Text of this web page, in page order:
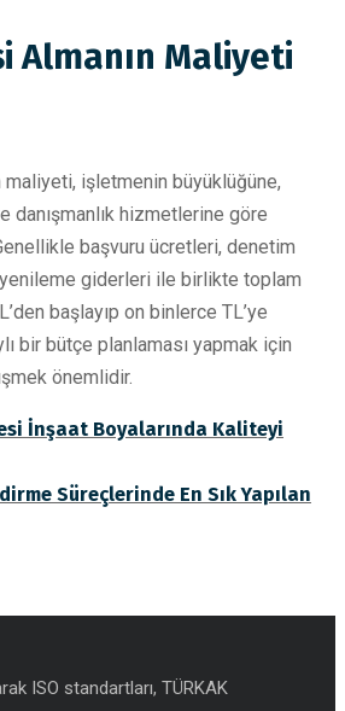
Almanın Maliyeti
maliyeti, işletmenin büyüklüğüne,
danışmanlık hizmetlerine göre
başvuru ücretleri, denetim
giderleri ile birlikte toplam
başlayıp on binlerce TL’ye
bir bütçe planlaması yapmak için
önemlidir.
İnşaat Boyalarında Kaliteyi
Süreçlerinde En Sık Yapılan
ISO standartları, TÜRKAK